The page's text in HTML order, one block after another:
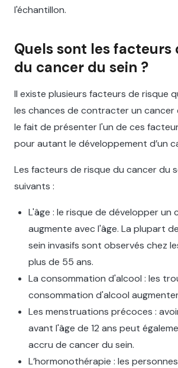
l'échantillon.
Quels sont les facteurs
du cancer du sein ?
Il existe plusieurs facteurs de risque
les chances de contracter un cancer
le fait de présenter l'un de ces
pour autant le développement d’un
Les facteurs de risque du cancer du
suivants :
L'âge : le risque de développer un
augmente avec l'âge. La plupart
sein invasifs sont observés chez
plus de 55 ans.
La consommation d'alcool : les
consommation d'alcool
Les menstruations précoces :
avant l'âge de 12 ans peut
accru de cancer du sein.‍
L’hormonothérapie : les